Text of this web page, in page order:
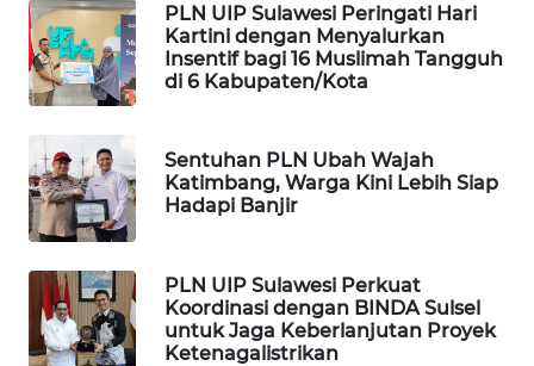
PLN UIP Sulawesi Peringati Hari
Kartini dengan Menyalurkan
Insentif bagi 16 Muslimah Tangguh
di 6 Kabupaten/Kota
Sentuhan PLN Ubah Wajah
Katimbang, Warga Kini Lebih Siap
Hadapi Banjir
PLN UIP Sulawesi Perkuat
Koordinasi dengan BINDA Sulsel
untuk Jaga Keberlanjutan Proyek
Ketenagalistrikan
PLN
WATCH
MKLI
LPKKI
LKKI
KOPEKLIN
PORTAL